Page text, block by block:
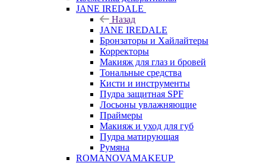
JANE IREDALE
Назад
JANE IREDALE
Бронзаторы и Хайлайтеры
Корректоры
Макияж для глаз и бровей
Тональные средства
Кисти и инструменты
Пудра защитная SPF
Лосьоны увлажняющие
Праймеры
Макияж и уход для губ
Пудра матирующая
Румяна
ROMANOVAMAKEUP